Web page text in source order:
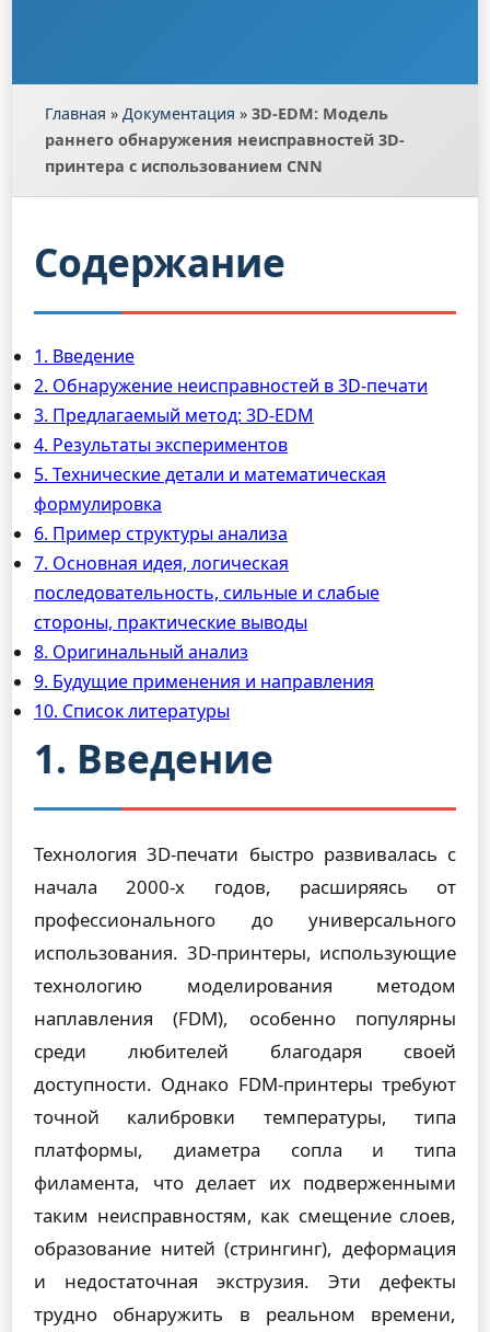
Главная » Документация » 3D-EDM: Модель
раннего обнаружения неисправностей 3D-
принтера с использованием CNN
Содержание
1. Введение
2. Обнаружение неисправностей в 3D-печати
3. Предлагаемый метод: 3D-EDM
4. Результаты экспериментов
5. Технические детали и математическая
формулировка
6. Пример структуры анализа
7. Основная идея, логическая
последовательность, сильные и слабые
стороны, практические выводы
8. Оригинальный анализ
9. Будущие применения и направления
10. Список литературы
1. Введение
Технология 3D-печати быстро развивалась с
начала 2000-х годов, расширяясь от
профессионального до универсального
использования. 3D-принтеры, использующие
технологию моделирования методом
наплавления (FDM), особенно популярны
среди любителей благодаря своей
доступности. Однако FDM-принтеры требуют
точной калибровки температуры, типа
платформы, диаметра сопла и типа
филамента, что делает их подверженными
таким неисправностям, как смещение слоев,
образование нитей (стрингинг), деформация
и недостаточная экструзия. Эти дефекты
трудно обнаружить в реальном времени,